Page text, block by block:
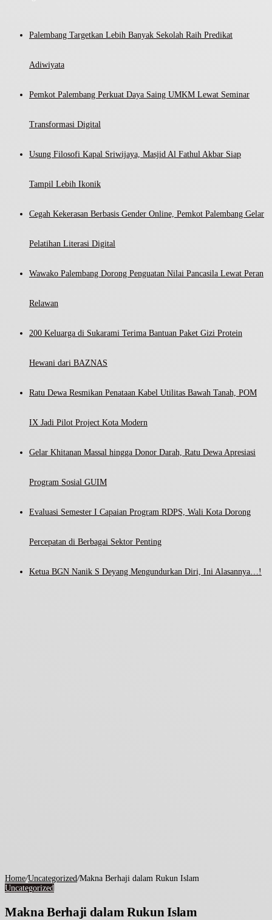
Palembang Targetkan Lebih Banyak Sekolah Raih Predikat
Adiwiyata
Pemkot Palembang Perkuat Daya Saing UMKM Lewat Seminar
Transformasi Digital
Usung Filosofi Kapal Sriwijaya, Masjid Al Fathul Akbar Siap
Tampil Lebih Ikonik
Cegah Kekerasan Berbasis Gender Online, Pemkot Palembang Gelar
Pelatihan Literasi Digital
Wawako Palembang Dorong Penguatan Nilai Pancasila Lewat Peran
Relawan
200 Keluarga di Sukarami Terima Bantuan Paket Gizi Protein
Hewani dari BAZNAS
Ratu Dewa Resmikan Penataan Kabel Utilitas Bawah Tanah, POM
IX Jadi Pilot Project Kota Modern
Gelar Khitanan Massal hingga Donor Darah, Ratu Dewa Apresiasi
Program Sosial GUIM
Evaluasi Semester I Capaian Program RDPS, Wali Kota Dorong
Percepatan di Berbagai Sektor Penting
Ketua BGN Nanik S Deyang Mengundurkan Diri, Ini Alasannya…!
Home/Uncategorized/Makna Berhaji dalam Rukun Islam
Uncategorized
Makna Berhaji dalam Rukun Islam